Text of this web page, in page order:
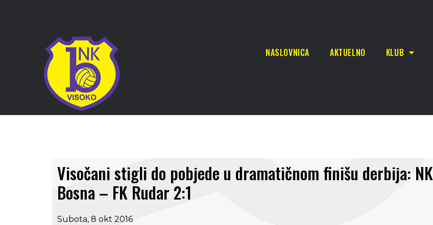
NASLOVNICA AKTUELNO KLUB
Visočani stigli do pobjede u dramatičnom finišu derbija: NK
Bosna – FK Rudar 2:1
Subota, 8 okt 2016